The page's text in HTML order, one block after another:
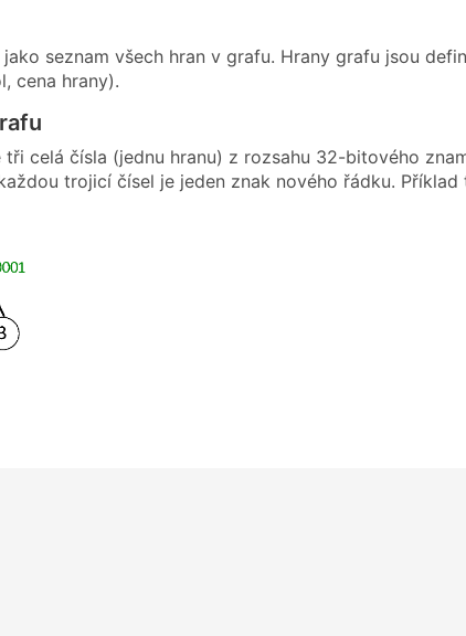
seznam všech hran v grafu. Hrany grafu jsou
cena hrany).
tři celá čísla (jednu hranu) z rozsahu 32-bitového
trojicí čísel je jeden znak nového řádku.